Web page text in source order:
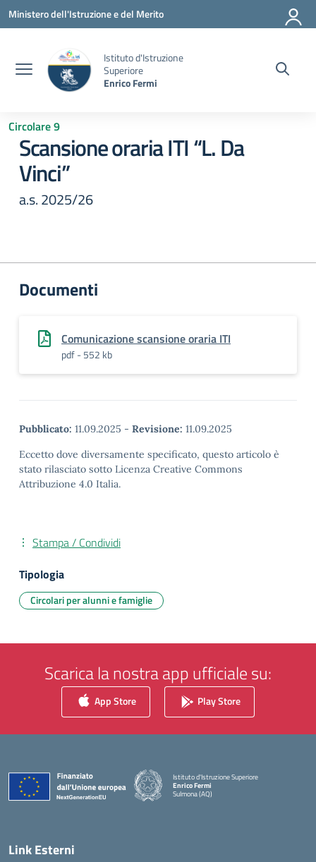
Vai ai contenuti
Vai al menu di navigazione
Vai al footer
Ministero dell'Istruzione e del Merito
Istituto d'Istruzione
Superiore
Enrico Fermi
Circolare 9
Scansione oraria ITI “L. Da
Vinci”
a.s. 2025/26
Documenti
Comunicazione scansione oraria ITI
pdf - 552 kb
Pubblicato: 11.09.2025 - Revisione: 11.09.2025
Eccetto dove diversamente specificato, questo articolo è
stato rilasciato sotto Licenza Creative Commons
Attribuzione 4.0 Italia.
Stampa / Condividi
Tipologia
Circolari per alunni e famiglie
Scarica la nostra app ufficiale su:
App Store Play Store
Istituto d'Istruzione Superiore
Enrico Fermi
Sulmona (AQ)
— Visita la pagina iniziale della scuola
Link Esterni